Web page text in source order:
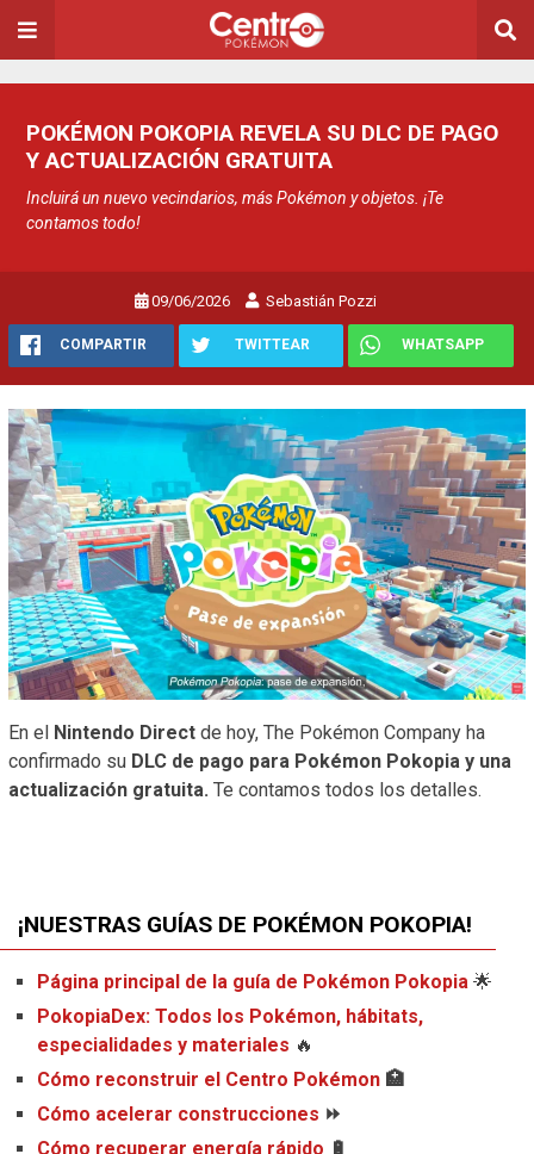
POKÉMON POKOPIA REVELA SU DLC DE PAGO
Y ACTUALIZACIÓN GRATUITA
Incluirá un nuevo vecindarios, más Pokémon y objetos. ¡Te
contamos todo!
09/06/2026 Sebastián Pozzi
COMPARTIR TWITTEAR WHATSAPP
En el Nintendo Direct de hoy, The Pokémon Company ha
confirmado su DLC de pago para Pokémon Pokopia y una
actualización gratuita. Te contamos todos los detalles.
¡NUESTRAS GUÍAS DE POKÉMON POKOPIA!
Página principal de la guía de Pokémon Pokopia 🌟
PokopiaDex: Todos los Pokémon, hábitats,
especialidades y materiales 🔥
Cómo reconstruir el Centro Pokémon 🏥
Cómo acelerar construcciones ⏩
Cómo recuperar energía rápido 🔋